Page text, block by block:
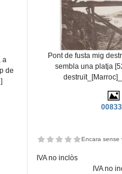
a
de
Pont de fusta mig
sembla una platja
Encara sense
IVA no inclòs
IVA no